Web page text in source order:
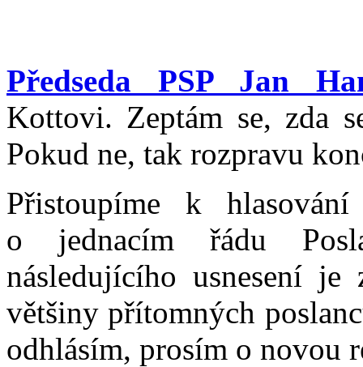
Předseda PSP Jan
Kottovi. Zeptám se, zda
Pokud ne, tak rozpravu
Přistoupíme k
o jednacím řádu
následujícího usnesení je
většiny přítomných
odhlásím, prosím o novou